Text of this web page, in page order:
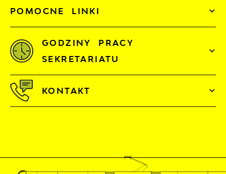
POMOCNE LINKI
GODZINY PRACY
SEKRETARIATU
KONTAKT